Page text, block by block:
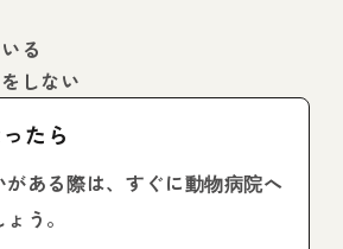
る
しない
たら
ある際は、すぐに動物病院へ
う。